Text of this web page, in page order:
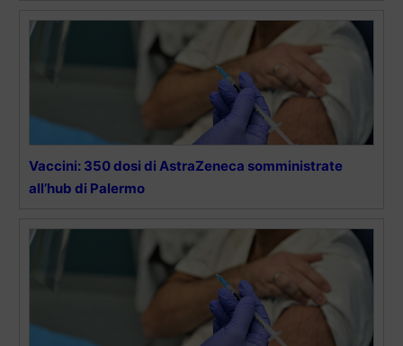
Vaccini: 350 dosi di AstraZeneca somministrate
all’hub di Palermo